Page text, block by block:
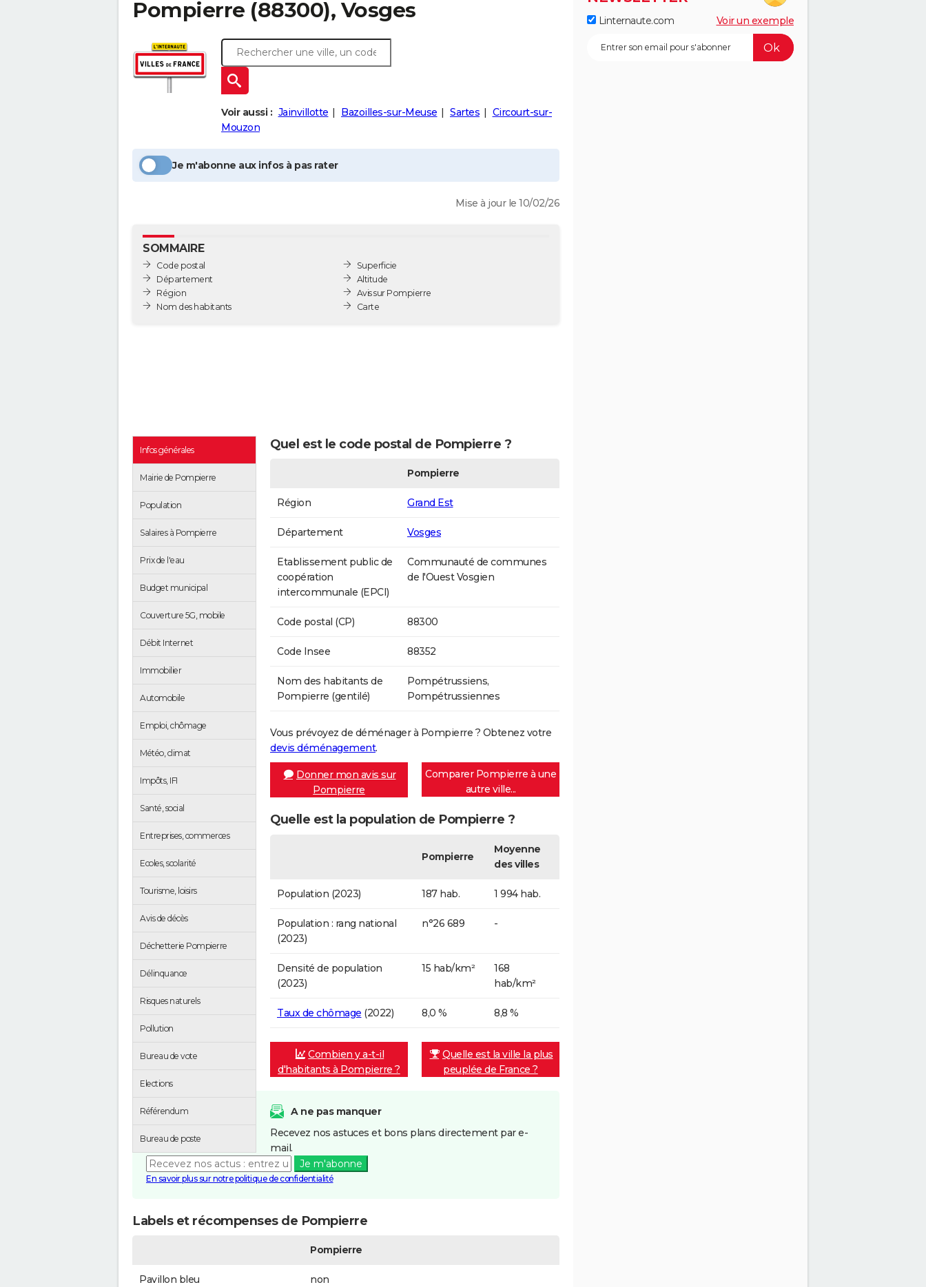
Pompierre (88300), Vosges
Voir aussi : Jainvillotte Bazoilles-sur-Meuse Sartes
Circourt-sur-
Mouzon
Je m'abonne aux infos à pas rater
Mise à jour le 10/02/26
SOMMAIRE
Code postal
Département
Région
Nom des habitants
Superficie
Altitude
Avis sur Pompierre
Carte
Infos générales
Mairie de Pompierre
Population
Salaires à Pompierre
Prix de l'eau
Budget municipal
Couverture 5G, mobile
Débit Internet
Immobilier
Automobile
Emploi, chômage
Météo, climat
Impôts, IFI
Santé, social
Entreprises, commerces
Ecoles, scolarité
Tourisme, loisirs
Avis de décès
Déchetterie Pompierre
Délinquance
Risques naturels
Pollution
Bureau de vote
Elections
Référendum
Bureau de poste
Quel est le code postal de Pompierre ?
Pompierre
Région Grand Est
Département Vosges
Etablissement public de
coopération
intercommunale (EPCI)
Communauté de communes
de l'Ouest Vosgien
Code postal (CP) 88300
Code Insee 88352
Nom des habitants de
Pompierre (gentilé)
Pompétrussiens,
Pompétrussiennes
Vous prévoyez de déménager à Pompierre ? Obtenez votre
devis déménagement.
Donner mon avis sur
Pompierre
Comparer Pompierre à une
autre ville...
Quelle est la population de Pompierre ?
Pompierre
Moyenne
des villes
Population (2023) 187 hab. 1 994 hab.
Population : rang national
(2023)
n°26 689 -
Densité de population
(2023)
15 hab/km²
168
hab/km²
Taux de chômage (2022) 8,0 % 8,8 %
Combien y a-t-il
d'habitants à Pompierre ?
Quelle est la ville la plus
peuplée de France ?
A ne pas manquer
Recevez nos astuces et bons plans directement par e-
mail.
Je m'abonne
En savoir plus sur notre politique de confidentialité
Labels et récompenses de Pompierre
Pompierre
Pavillon bleu non
Linternaute.com Voir un exemple